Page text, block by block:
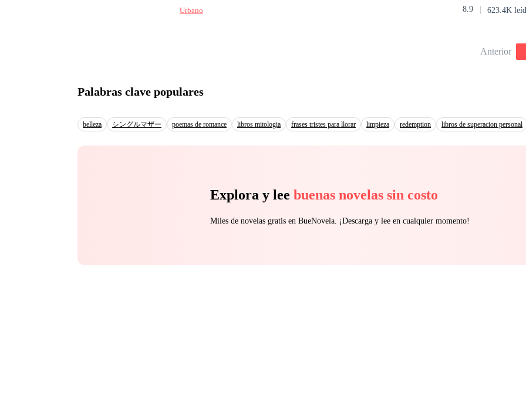
Urbano 8.9 623.4K
Anterior
Palabras clave populares
belleza シングルマザー poemas de romance libros mitologia frases tristes para llorar limpieza redemption libros de superacion personal
Explora y lee buenas novelas sin costo
Miles de novelas gratis en BueNovela. ¡Descarga y lee en cualquier momento!